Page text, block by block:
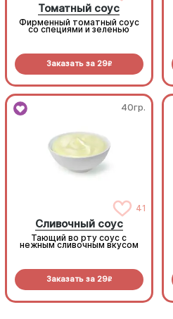
Томатный соус
Фирменный томатный соус
со специями и зеленью
Заказать за 29R
40гр.
41
Сливочный соус
Тающий во рту соус с
нежным сливочным вкусом
Заказать за 29R